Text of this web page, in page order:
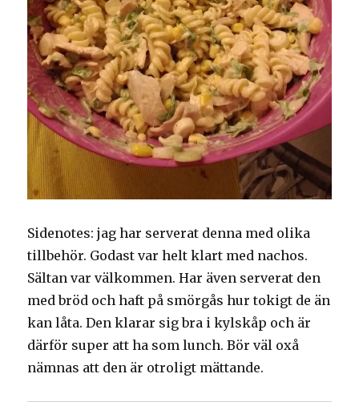
Sidenotes: jag har serverat denna med olika
tillbehör. Godast var helt klart med nachos.
Sältan var välkommen. Har även serverat den
med bröd och haft på smörgås hur tokigt de än
kan låta. Den klarar sig bra i kylskåp och är
därför super att ha som lunch. Bör väl oxå
nämnas att den är otroligt mättande.